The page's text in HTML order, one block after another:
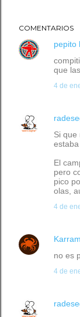
COMENTARIOS
pepito
que
4 de
Si que
El
pero
pico
olas,
4 de
no es
4 de